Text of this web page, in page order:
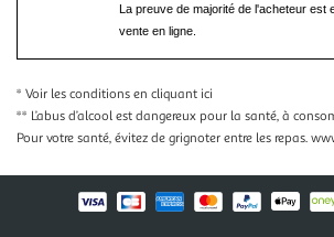
La preuve de majorité de l'acheteur est
vente en ligne.
* Voir les conditions en cliquant ici
** L’abus d’alcool est dangereux pour la santé, à
Pour votre santé, évitez de grignoter entre les repas.